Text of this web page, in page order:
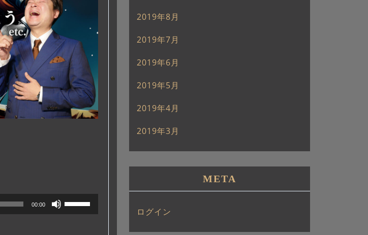
00:00
2019年8月
2019年7月
2019年6月
2019年5月
2019年4月
2019年3月
META
ログイン